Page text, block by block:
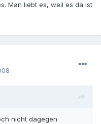
Man liebt es, weil es da ist
nicht dagegen